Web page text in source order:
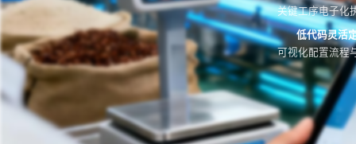
关键工序电子化
低代码灵活
可视化配置流程